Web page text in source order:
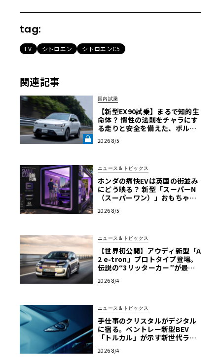
tag:
EV シトロエン シトロエンC5
関連記事
国内試乗
【新型EX90試乗】まるで知的生
命体？ 慣性の法則をチャラにす
る走りと安全を備えた、ボルボ
AB》
2026 8/5
ニュース＆トピックス
ホンダの痛快EVは英国の街並み
にどう映る？ 新型「スーパーN
（スーパーワン）」おもちゃ箱
2026 8/5
ニュース＆トピックス
【世界初公開】アウディ新型「A
2 e-tron」プロトタイプ登場。
伝説の“3リッターカー”が最高
【画像38枚】
2026 8/4
ニュース＆トピックス
手仕事のクリスタルがデジタル
に宿る。ベントレー新型BEV
「トルカル」が示す新世代ラグ
2026 8/4